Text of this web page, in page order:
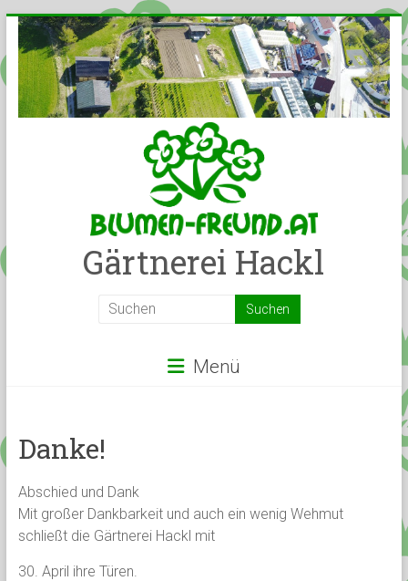
Gärtnerei Hackl
Menü
Danke!
Abschied und Dank
Mit großer Dankbarkeit und auch ein wenig Wehmut
schließt die Gärtnerei Hackl mit
30. April ihre Türen.